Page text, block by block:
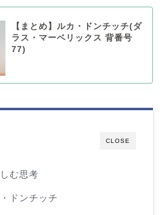
【まとめ】ルカ・ドンチッチ(ダ
ラス・マーベリックス 背番号
77)
CLOSE
む思考
ドンチッチ